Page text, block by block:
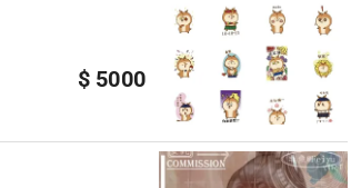
$ 5000